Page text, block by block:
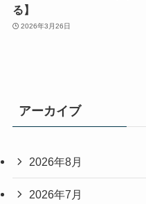
る】
2026年3月26日
アーカイブ
2026年8月
2026年7月